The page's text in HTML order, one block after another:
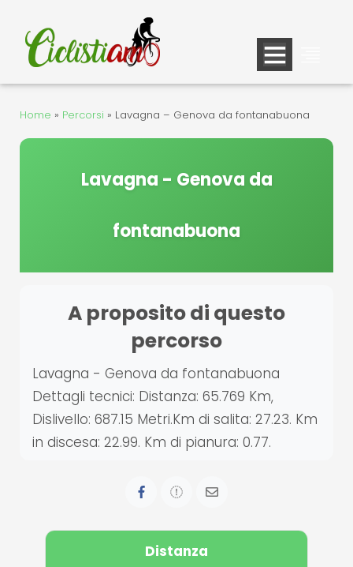
contenuto
Home » Percorsi » Lavagna – Genova da fontanabuona
Lavagna - Genova da
fontanabuona
A proposito di questo
percorso
Lavagna - Genova da fontanabuona
Dettagli tecnici: Distanza: 65.769 Km,
Dislivello: 687.15 Metri.Km di salita: 27.23. Km
in discesa: 22.99. Km di pianura: 0.77.
Distanza